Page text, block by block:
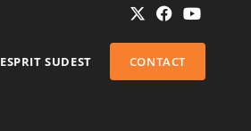
ESPRIT SUDEST CONTACT